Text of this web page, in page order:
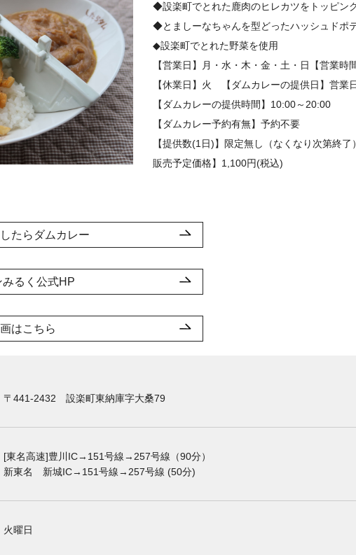
◆設楽町でとれた鹿肉のヒレカツをトッピン
◆とましーなちゃんを型どったハッシュドポ
◆設楽町でとれた野菜を使用
【営業日】月・水・木・金・土・日【営業時
【休業日】火 【ダムカレーの提供日】営業
【ダムカレーの提供時間】10:00～20:00
【ダムカレー予約有無】予約不要
【提供数(1日)】限定無し（なくなり次第終
販売予定価格】1,100円(税込)
たらダムカレー
みるく公式HP
はこちら
〒441-2432 設楽町東納庫字大桑79
[東名高速]豊川IC→151号線→257号線（90分）
新東名 新城IC→151号線→257号線 (50分)
火曜日